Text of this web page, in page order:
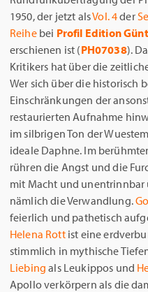
1950, der jetzt alsVol. 4der
Reihebei Profil Edition
erschienen ist (PH07038).
Kritikers hat über die
Wer sich über die historisch
Einschränkungen der
restaurierten Aufnahme
im silbrigen Ton der
ideale Daphne. Im
rühren die Angst und die
mit Macht und unentrinnbar
nämlich die Verwandlung.
feierlich und pathetisch
Helena Rottist eine
stimmlich in mythische
Liebing als Leukippos und
Apollo verkörpern als die